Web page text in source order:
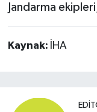
Jandarma
Kaynak: İHA